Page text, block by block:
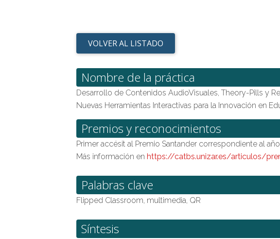
VOLVER AL LISTADO
Nombre de la práctica
Desarrollo de Contenidos AudioVisuales, Theory-Pills y
Nuevas Herramientas Interactivas para la Innovación en
Premios y reconocimientos
Primer accésit al Premio Santander correspondiente al
Más información en https://catbs.unizar.es/articulos/
Palabras clave
Flipped Classroom, multimedia, QR
Síntesis